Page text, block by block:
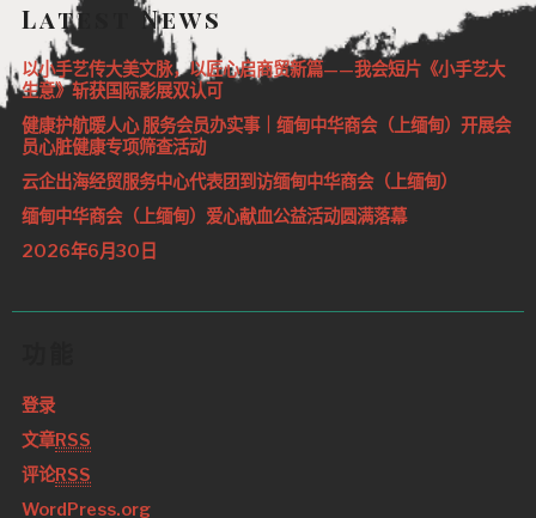
Latest News
以小手艺传大美文脉，以匠心启商贸新篇——我会短片《小手艺大
生意》斩获国际影展双认可
健康护航暖人心 服务会员办实事｜缅甸中华商会（上缅甸）开展会
员心脏健康专项筛查活动
云企出海经贸服务中心代表团到访缅甸中华商会（上缅甸）
缅甸中华商会（上缅甸）爱心献血公益活动圆满落幕
2026年6月30日
登录
文章RSS
评论RSS
WordPress.org